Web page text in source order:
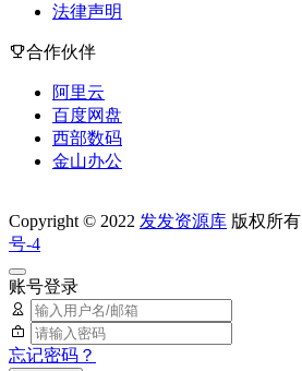
法律声明
合作伙伴
阿里云
百度网盘
西部数码
金山办公
Copyright © 2022 发发资源库 版权所有
号-4
账号登录
忘记密码？